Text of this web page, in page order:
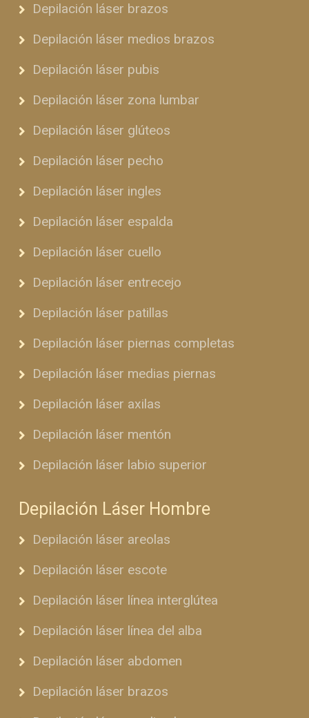
Depilación láser brazos
Depilación láser medios brazos
Depilación láser pubis
Depilación láser zona lumbar
Depilación láser glúteos
Depilación láser pecho
Depilación láser ingles
Depilación láser espalda
Depilación láser cuello
Depilación láser entrecejo
Depilación láser patillas
Depilación láser piernas completas
Depilación láser medias piernas
Depilación láser axilas
Depilación láser mentón
Depilación láser labio superior
Depilación Láser Hombre
Depilación láser areolas
Depilación láser escote
Depilación láser línea interglútea
Depilación láser línea del alba
Depilación láser abdomen
Depilación láser brazos